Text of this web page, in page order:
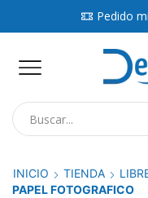
Pedido
INICIO TIENDA
PAPEL FOTOGRAFICO